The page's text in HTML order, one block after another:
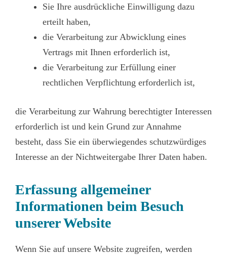
Sie Ihre ausdrückliche Einwilligung dazu
erteilt haben,
die Verarbeitung zur Abwicklung eines
Vertrags mit Ihnen erforderlich ist,
die Verarbeitung zur Erfüllung einer
rechtlichen Verpflichtung erforderlich ist,
die Verarbeitung zur Wahrung berechtigter Interessen
erforderlich ist und kein Grund zur Annahme
besteht, dass Sie ein überwiegendes schutzwürdiges
Interesse an der Nichtweitergabe Ihrer Daten haben.
Erfassung allgemeiner
Informationen beim Besuch
unserer Website
Wenn Sie auf unsere Website zugreifen, werden